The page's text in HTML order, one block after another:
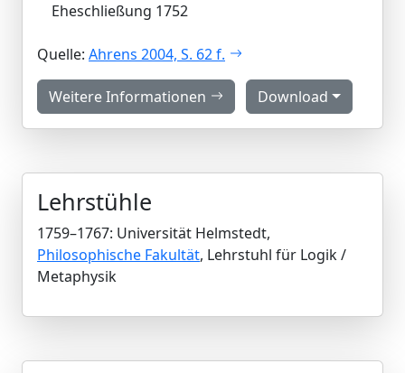
Eheschließung 1752
Quelle: Ahrens 2004, S. 62 f.
Weitere Informationen Download
Lehrstühle
1759–1767: Universität Helmstedt,
Philosophische Fakultät, Lehrstuhl für Logik /
Metaphysik